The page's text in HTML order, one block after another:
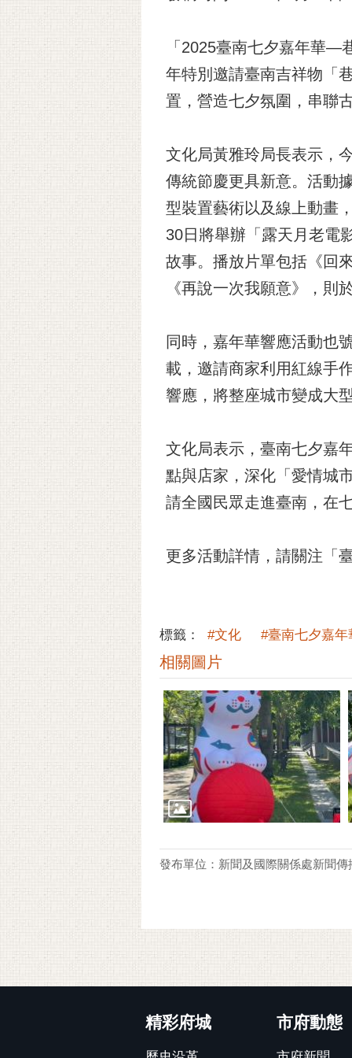
「2025臺南七夕嘉年華—
年特別邀請臺南吉祥物「
置，營造七夕氛圍，串聯
文化局黃雅玲局長表示，
傳統節慶更具新意。活動
型裝置藝術以及線上動畫
30日將舉辦「露天月老電
故事。播放片單包括《回
《再說一次我願意》，則
同時，嘉年華響應活動也
載，邀請商家利用紅線手
響應，將整座城市變成大
文化局表示，臺南七夕嘉
點與店家，深化「愛情城
請全國民眾走進臺南，在
更多活動詳情，請關注「
標籤： #文化 #臺南七夕嘉年
相關圖片
發布單位：新聞及國際關係處新聞傳
精彩府城 市府動態